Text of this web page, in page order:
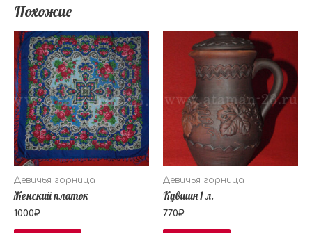
Похожие
Девичья горница
Женский платок
1000₽
Девичья горница
Кувшин 1 л.
770₽